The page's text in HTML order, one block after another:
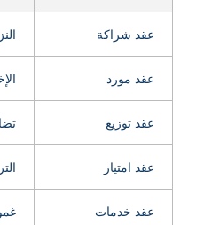
عقد شراكة
عقد مورد
عقد توزيع
عقد امتياز
عقد خدمات